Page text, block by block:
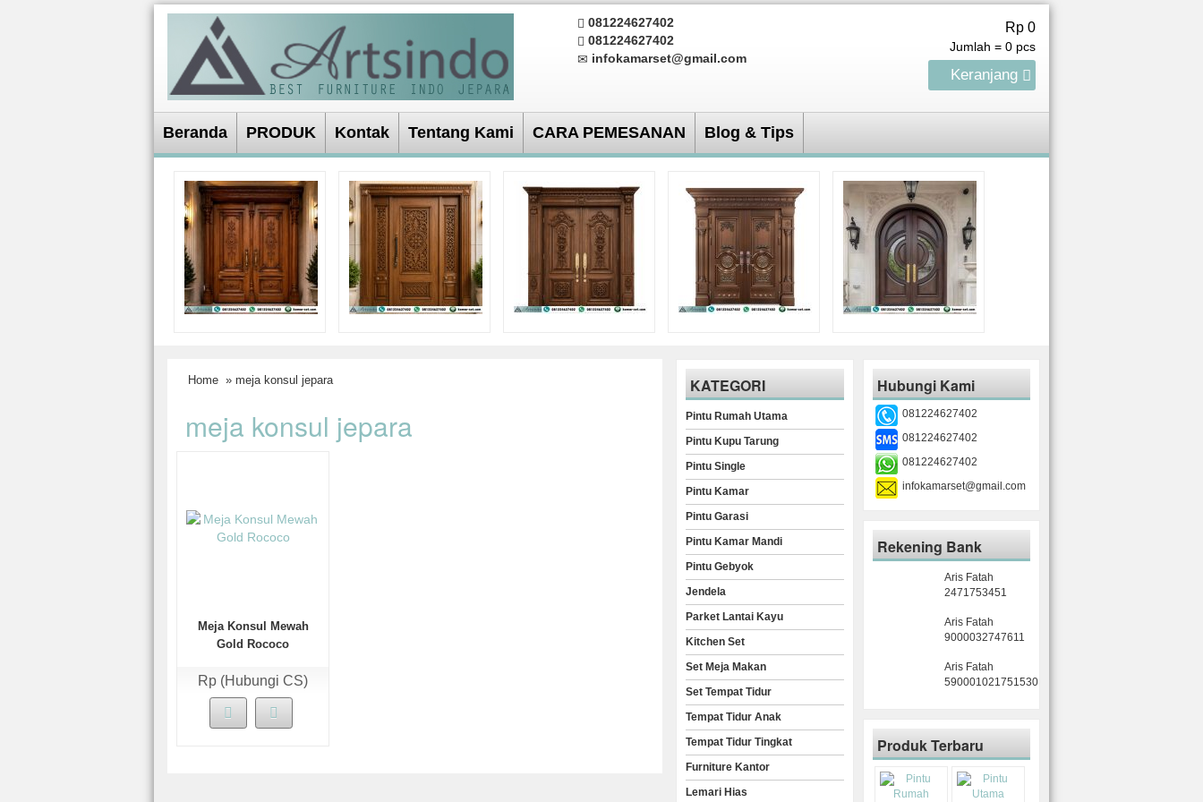
081224627402
081224627402
infokamarset@gmail.com
Rp 0
Jumlah = 0pcs
Keranjang
Beranda PRODUK Kontak Tentang Kami CARA PEMESANAN Blog & Tips
Home » meja konsul jepara
meja konsul jepara
Meja Konsul Mewah
Gold Rococo
Rp (Hubungi CS)
KATEGORI
Pintu Rumah Utama
Pintu Kupu Tarung
Pintu Single
Pintu Kamar
Pintu Garasi
Pintu Kamar Mandi
Pintu Gebyok
Jendela
Parket Lantai Kayu
Kitchen Set
Set Meja Makan
Set Tempat Tidur
Tempat Tidur Anak
Tempat Tidur Tingkat
Furniture Kantor
Lemari Hias
Hubungi Kami
081224627402
081224627402
081224627402
infokamarset@gmail.com
Rekening Bank
Aris Fatah
2471753451
Aris Fatah
9000032747611
Aris Fatah
590001021751530
Produk Terbaru